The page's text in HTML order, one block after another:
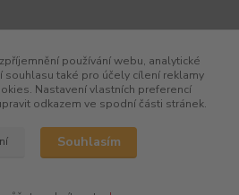
používání webu, analytické
souhlasu také pro účely cílení reklamy
Nastavení vlastních preferencí
odkazem ve spodní části stránek.
Souhlasím